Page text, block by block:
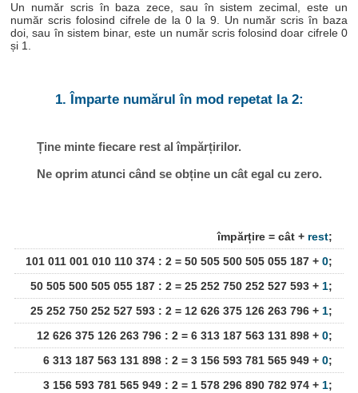
Un număr scris în baza zece, sau în sistem zecimal, este un
număr scris folosind cifrele de la 0 la 9. Un număr scris în baza
doi, sau în sistem binar, este un număr scris folosind doar cifrele 0
și 1.
1. Împarte numărul în mod repetat la 2:
Ține minte fiecare rest al împărțirilor.
Ne oprim atunci când se obține un cât egal cu zero.
împărțire = cât + rest;
101 011 001 010 110 374 : 2 = 50 505 500 505 055 187 + 0;
50 505 500 505 055 187 : 2 = 25 252 750 252 527 593 + 1;
25 252 750 252 527 593 : 2 = 12 626 375 126 263 796 + 1;
12 626 375 126 263 796 : 2 = 6 313 187 563 131 898 + 0;
6 313 187 563 131 898 : 2 = 3 156 593 781 565 949 + 0;
3 156 593 781 565 949 : 2 = 1 578 296 890 782 974 + 1;